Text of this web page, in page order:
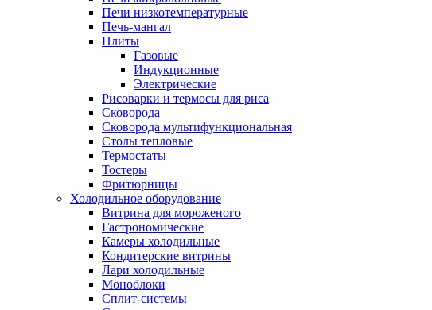
Печи низкотемпературные
Печь-мангал
Плиты
Газовые
Индукционные
Электрические
Рисоварки и термосы для риса
Сковорода
Сковорода мультифункциональная
Столы тепловые
Термостаты
Тостеры
Фритюрницы
Холодильное оборудование
Витрина для мороженого
Гастрономические
Камеры холодильные
Кондитерские витрины
Лари холодильные
Моноблоки
Сплит-системы